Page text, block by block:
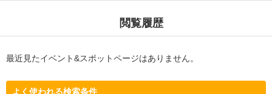
閲覧履歴
最近見たイベント&スポットページはありません。
よく使われる検索条件